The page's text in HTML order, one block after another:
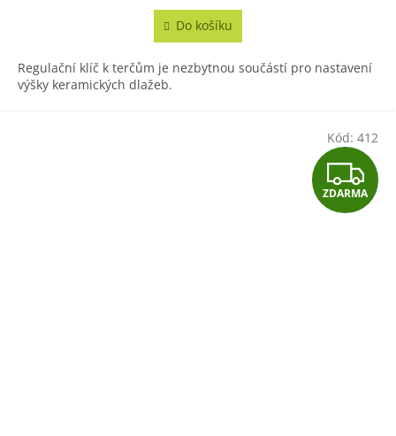
Do košíku
Regulační klíč k terčům je nezbytnou součástí pro nastavení
výšky keramických dlažeb.
Z
D
ZDARMA
Kód: 412